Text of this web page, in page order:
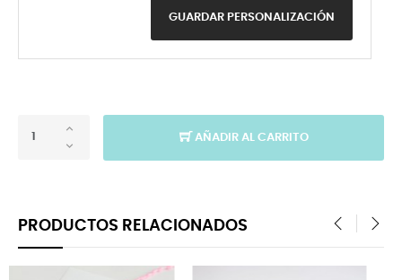
GUARDAR PERSONALIZACIÓN
AÑADIR AL CARRITO
PRODUCTOS RELACIONADOS